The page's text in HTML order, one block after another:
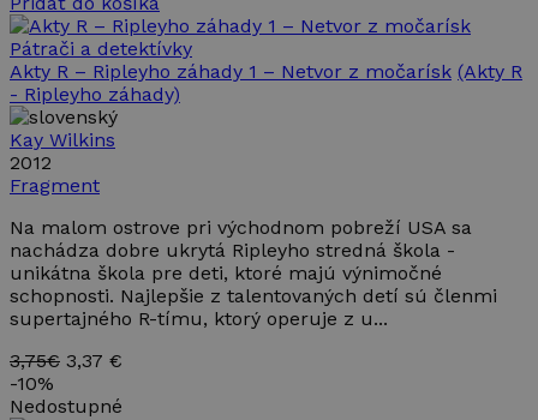
Pátrači a detektívky
Akty R – Ripleyho záhady 1 – Netvor z močarísk (Akty R
- Ripleyho záhady)
Kay Wilkins
2012
Fragment
Na malom ostrove pri východnom pobreží USA sa
nachádza dobre ukrytá Ripleyho stredná škola -
unikátna škola pre deti, ktoré majú výnimočné
schopnosti. Najlepšie z talentovaných detí sú členmi
supertajného R-tímu, ktorý operuje z u...
3,75€ 3,37 €
-10%
Nedostupné